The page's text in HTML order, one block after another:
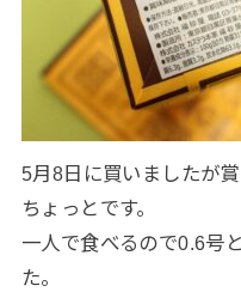
5月8日に買いましたが
ちょっとです。
一人で食べるので0.6号
た。